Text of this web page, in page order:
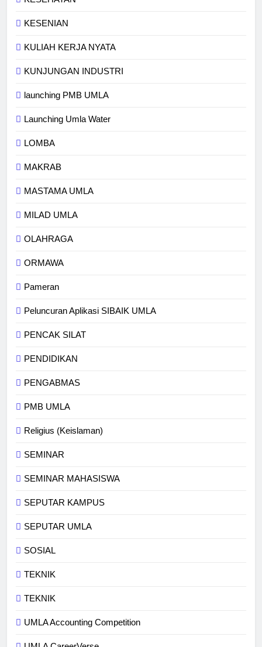
KESENIAN
KULIAH KERJA NYATA
KUNJUNGAN INDUSTRI
launching PMB UMLA
Launching Umla Water
LOMBA
MAKRAB
MASTAMA UMLA
MILAD UMLA
OLAHRAGA
ORMAWA
Pameran
Peluncuran Aplikasi SIBAIK UMLA
PENCAK SILAT
PENDIDIKAN
PENGABMAS
PMB UMLA
Religius (Keislaman)
SEMINAR
SEMINAR MAHASISWA
SEPUTAR KAMPUS
SEPUTAR UMLA
SOSIAL
TEKNIK
TEKNIK
UMLA Accounting Competition